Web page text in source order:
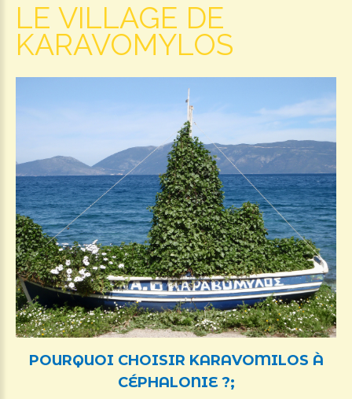
LE VILLAGE DE
KARAVOMYLOS
POURQUOI CHOISIR KARAVOMILOS À
CÉPHALONIE ?;